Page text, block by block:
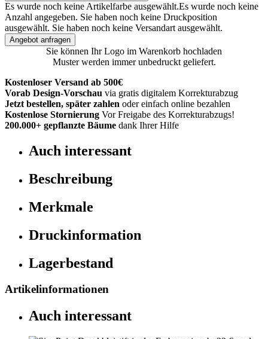
Es wurde noch keine Artikelfarbe ausgewählt.Es wurde noch keine
Anzahl angegeben. Sie haben noch keine Druckposition
ausgewählt. Sie haben noch keine Versandart ausgewählt.
Angebot anfragen
Sie können Ihr Logo im Warenkorb hochladen
Muster werden immer unbedruckt geliefert.
Kostenloser Versand ab 500€
Vorab Design-Vorschau via gratis digitalem Korrekturabzug
Jetzt bestellen, später zahlen oder einfach online bezahlen
Kostenlose Stornierung Vor Freigabe des Korrekturabzugs!
200.000+ gepflanzte Bäume dank Ihrer Hilfe
Auch interessant
Beschreibung
Merkmale
Druckinformation
Lagerbestand
Artikelinformationen
Auch interessant